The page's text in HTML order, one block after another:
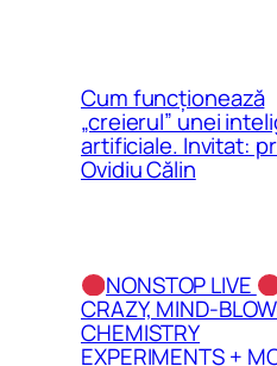
Cum funcționează
„creierul” unei
artificiale. Invitat:
Ovidiu Călin
NONSTOP LIVE
CRAZY, MIND-
CHEMISTRY
EXPERIMENTS +